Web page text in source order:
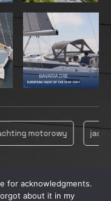
motorowy jachting
for acknowledgments.
about it in my